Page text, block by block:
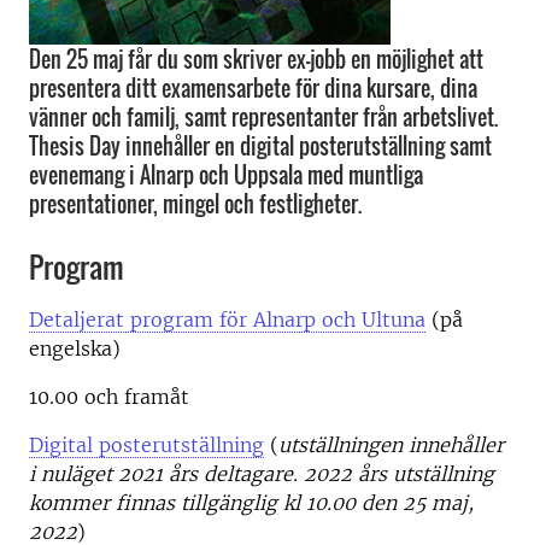
Den 25 maj får du som skriver ex-jobb en möjlighet att
presentera ditt examensarbete för dina kursare, dina
vänner och familj, samt representanter från arbetslivet.
Thesis Day innehåller en digital posterutställning samt
evenemang i Alnarp och Uppsala med muntliga
presentationer, mingel och festligheter.
Program
Detaljerat program för Alnarp och Ultuna (på
engelska)
10.00 och framåt
Digital posterutställning (utställningen innehåller
i nuläget 2021 års deltagare. 2022 års utställning
kommer finnas tillgänglig kl 10.00 den 25 maj,
2022)